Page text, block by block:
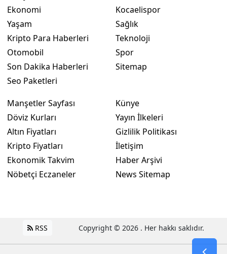
Ekonomi
Yaşam
Kripto Para Haberleri
Otomobil
Son Dakika Haberleri
Seo Paketleri
Kocaelispor
Sağlık
Teknoloji
Spor
Sitemap
Manşetler Sayfası
Döviz Kurları
Altın Fiyatları
Kripto Fiyatları
Ekonomik Takvim
Nöbetçi Eczaneler
Künye
Yayın İlkeleri
Gizlilik Politikası
İletişim
Haber Arşivi
News Sitemap
RSS Copyright © 2026 . Her hakkı saklıdır.